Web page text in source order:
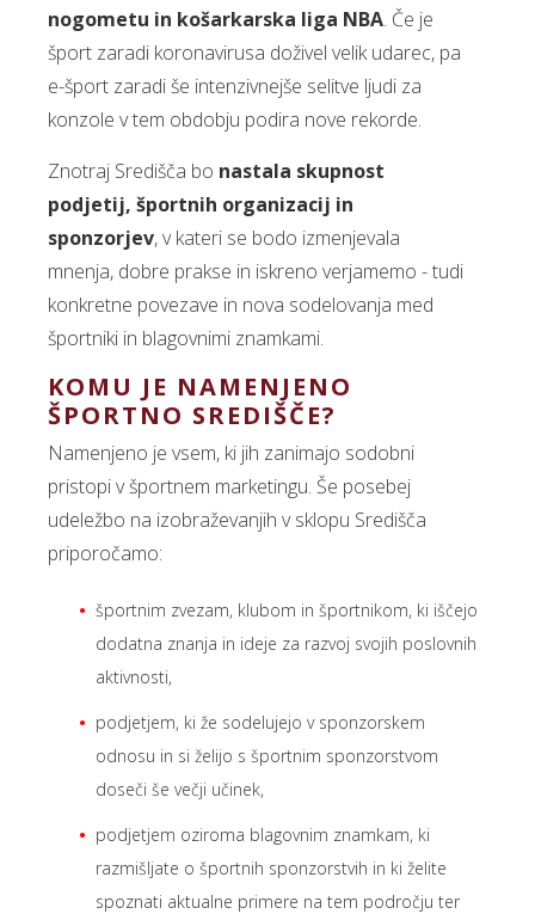
nogometu in košarkarska liga NBA. Če je
šport zaradi koronavirusa doživel velik udarec, pa
e-šport zaradi še intenzivnejše selitve ljudi za
konzole v tem obdobju podira nove rekorde.
Znotraj Središča bo nastala skupnost
podjetij, športnih organizacij in
sponzorjev, v kateri se bodo izmenjevala
mnenja, dobre prakse in iskreno verjamemo - tudi
konkretne povezave in nova sodelovanja med
športniki in blagovnimi znamkami.
KOMU JE NAMENJENO
ŠPORTNO SREDIŠČE?
Namenjeno je vsem, ki jih zanimajo sodobni
pristopi v športnem marketingu. Še posebej
udeležbo na izobraževanjih v sklopu Središča
priporočamo:
športnim zvezam, klubom in športnikom, ki iščejo
dodatna znanja in ideje za razvoj svojih poslovnih
aktivnosti,
podjetjem, ki že sodelujejo v sponzorskem
odnosu in si želijo s športnim sponzorstvom
doseči še večji učinek,
podjetjem oziroma blagovnim znamkam, ki
razmišljate o športnih sponzorstvih in ki želite
spoznati aktualne primere na tem področju ter